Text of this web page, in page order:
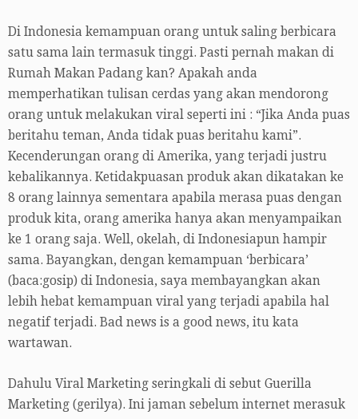
Di Indonesia kemampuan orang untuk saling berbicara
satu sama lain termasuk tinggi. Pasti pernah makan di
Rumah Makan Padang kan? Apakah anda
memperhatikan tulisan cerdas yang akan mendorong
orang untuk melakukan viral seperti ini : “Jika Anda puas
beritahu teman, Anda tidak puas beritahu kami”.
Kecenderungan orang di Amerika, yang terjadi justru
kebalikannya. Ketidakpuasan produk akan dikatakan ke
8 orang lainnya sementara apabila merasa puas dengan
produk kita, orang amerika hanya akan menyampaikan
ke 1 orang saja. Well, okelah, di Indonesiapun hampir
sama. Bayangkan, dengan kemampuan ‘berbicara’
(baca:gosip) di Indonesia, saya membayangkan akan
lebih hebat kemampuan viral yang terjadi apabila hal
negatif terjadi. Bad news is a good news, itu kata
wartawan.
Dahulu Viral Marketing seringkali di sebut Guerilla
Marketing (gerilya). Ini jaman sebelum internet merasuk